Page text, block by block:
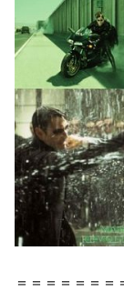
＝＝＝＝＝＝＝